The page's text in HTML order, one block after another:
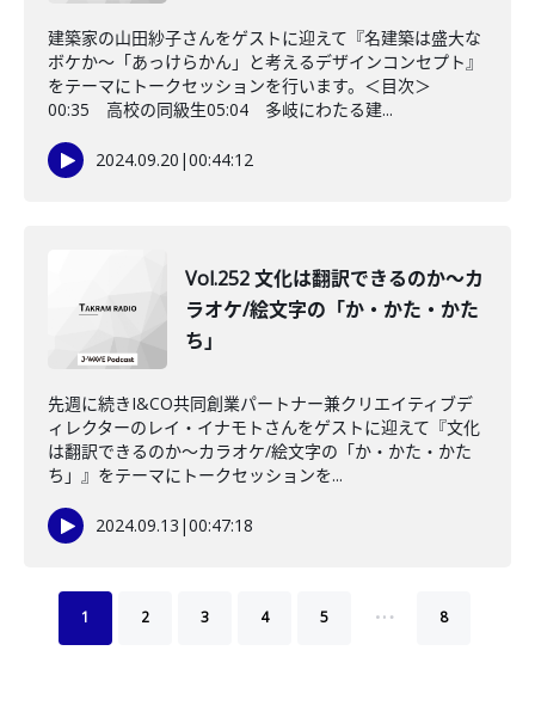
建築家の山田紗子さんをゲストに迎えて『名建築は盛大な
ボケか〜「あっけらかん」と考えるデザインコンセプト』
をテーマにトークセッションを行います。＜目次＞
00:35 高校の同級生05:04 多岐にわたる建...
2024.09.20 |00:44:12
Vol.252 文化は翻訳できるのか〜カ
ラオケ/絵文字の「か・かた・かた
ち」
先週に続きI&CO共同創業パートナー兼クリエイティブデ
ィレクターのレイ・イナモトさんをゲストに迎えて『文化
は翻訳できるのか〜カラオケ/絵文字の「か・かた・かた
ち」』をテーマにトークセッションを...
2024.09.13 |00:47:18
1 2 3 4 5 … 8